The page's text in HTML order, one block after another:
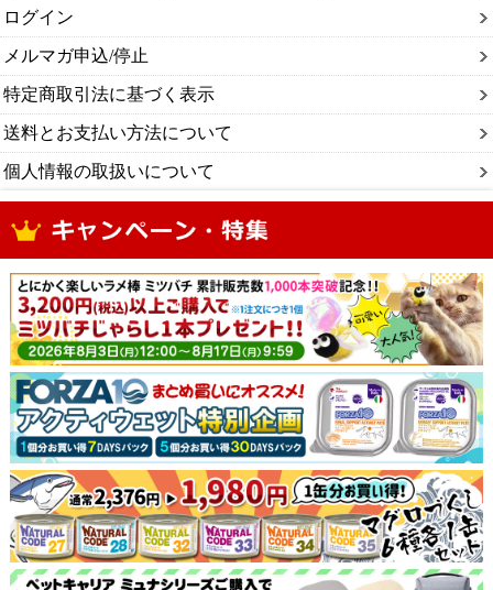
ログイン
メルマガ申込/停止
特定商取引法に基づく表示
送料とお支払い方法について
個人情報の取扱いについて